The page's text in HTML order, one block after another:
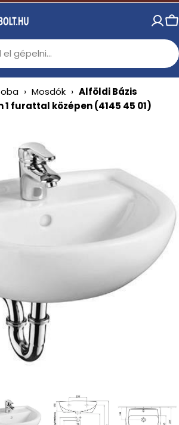
› Mosdók › Alföldi Bázis
1 furattal középen (4145 45 01)